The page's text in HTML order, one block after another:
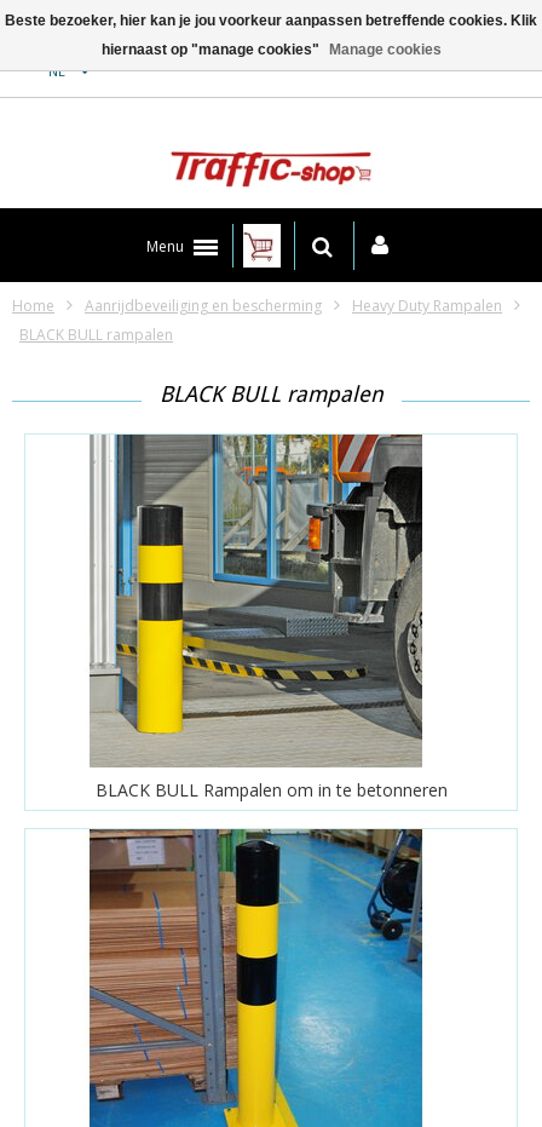
NL
Menu
Home Aanrijdbeveiliging en bescherming
Heavy Duty Rampalen
BLACK BULL rampalen
BLACK BULL rampalen
BLACK BULL Rampalen om in te betonneren
Beste bezoeker, hier kan je jou voorkeur aanpassen betreffende cookies. Klik
hiernaast op "manage cookies"
Manage cookies